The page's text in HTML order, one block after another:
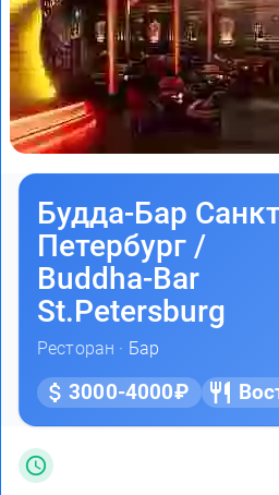
Будда-Бар
Петербург /
Buddha-Bar
St.Petersburg
Ресторан · Бар
3000-4000₽